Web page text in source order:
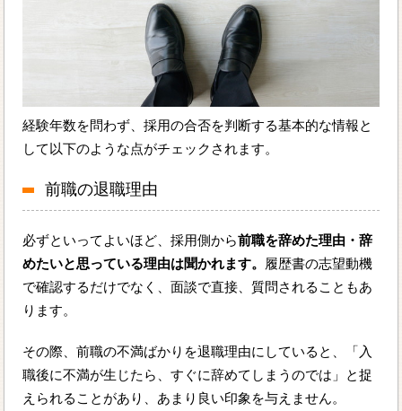
経験年数を問わず、採用の合否を判断する基本的な情報と
して以下のような点がチェックされます。
前職の退職理由
必ずといってよいほど、採用側から前職を辞めた理由・辞
めたいと思っている理由は聞かれます。 履歴書の志望動機
で確認するだけでなく、面談で直接、質問されることもあ
ります。
その際、前職の不満ばかりを退職理由にしていると、「入
職後に不満が生じたら、すぐに辞めてしまうのでは」と捉
えられることがあり、あまり良い印象を与えません。